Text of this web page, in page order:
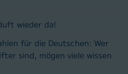
wieder da!
für die Deutschen: Wer
sind, mögen viele wissen